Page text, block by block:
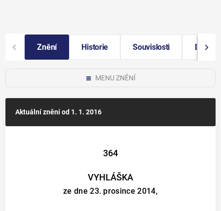
Znění Historie Souvislosti Další
MENU ZNĚNÍ
Aktuální zněníod 1. 1. 2016
364
VYHLÁŠKA
ze dne 23. prosince 2014,